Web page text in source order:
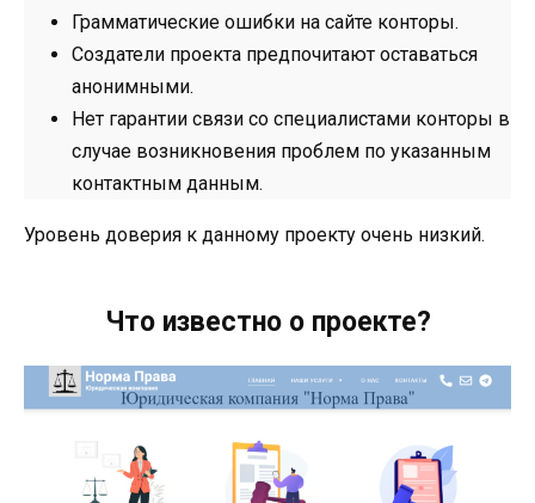
Грамматические ошибки на сайте конторы.
Создатели проекта предпочитают оставаться
анонимными.
Нет гарантии связи со специалистами конторы в
случае возникновения проблем по указанным
контактным данным.
Уровень доверия к данному проекту очень низкий.
Что известно о проекте?